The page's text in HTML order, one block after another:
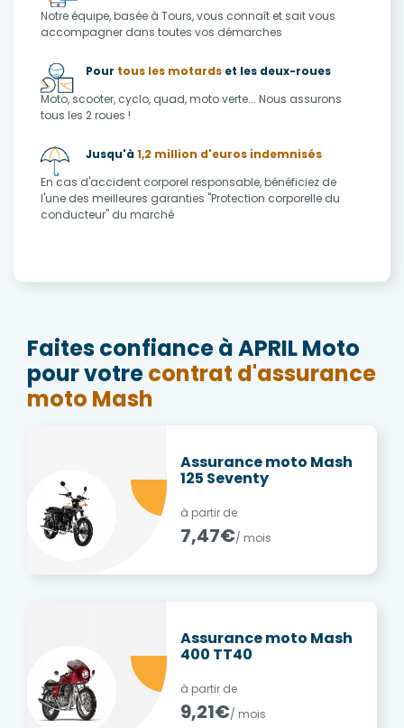
Notre équipe, basée à Tours, vous connaît et sait vous
accompagner dans toutes vos démarches
Pour tous les motards et les deux-roues
Moto, scooter, cyclo, quad, moto verte... Nous assurons
tous les 2 roues !
Jusqu'à1,2 million d'euros indemnisés
En cas d'accident corporel responsable, bénéficiez de
l'une des meilleures garanties "Protection corporelle du
conducteur" du marché
Faites confiance à APRIL Moto
pour votrecontrat d'assurance
moto Mash
Assurance moto Mash
125 Seventy
à partir de
7,47€/ mois
Assurance moto Mash
400 TT40
à partir de
9,21€/ mois